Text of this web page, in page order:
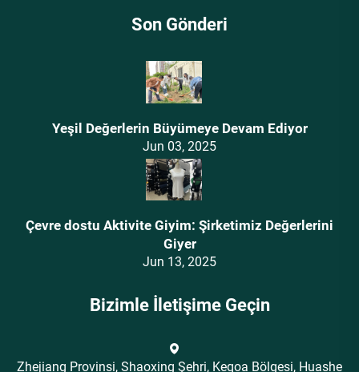
Son Gönderi
Yeşil Değerlerin Büyümeye Devam Ediyor
Jun 03, 2025
Çevre dostu Aktivite Giyim: Şirketimiz Değerlerini
Giyer
Jun 13, 2025
Bizimle İletişime Geçin
Zhejiang Provinsi, Shaoxing Şehri, Keqoa Bölgesi, Huashe